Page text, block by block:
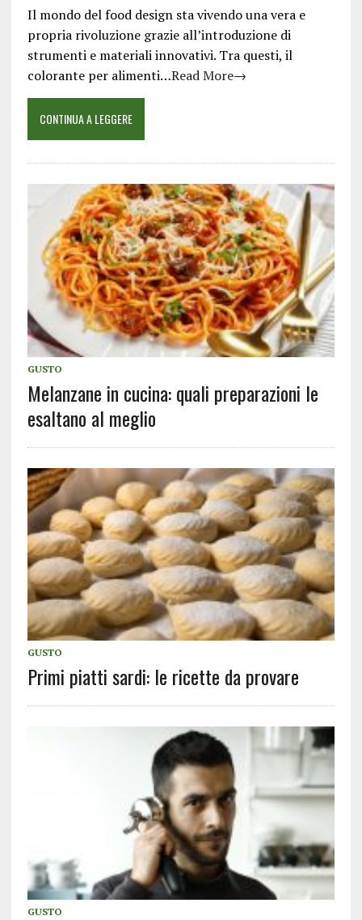
Il mondo del food design sta vivendo una vera e
propria rivoluzione grazie all’introduzione di
strumenti e materiali innovativi. Tra questi, il
colorante per alimenti…Read More→
CONTINUA A LEGGERE
GUSTO
Melanzane in cucina: quali preparazioni le
esaltano al meglio
GUSTO
Primi piatti sardi: le ricette da provare
GUSTO